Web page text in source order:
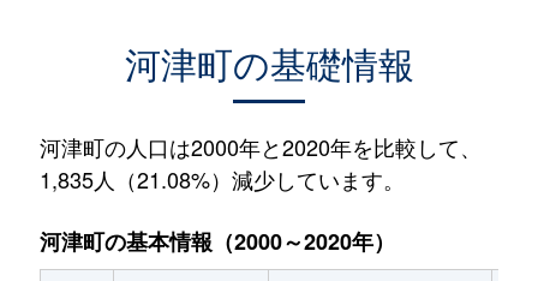
河津町の基礎情報
河津町の人口は2000年と2020年を比較して、
1,835人（21.08%）減少しています。
河津町の基本情報（2000～2020年）